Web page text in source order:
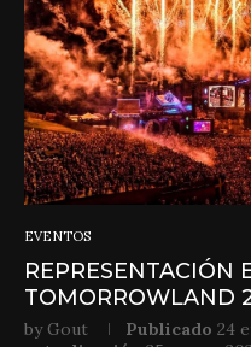
EVENTOS
REPRESENTACIÓN
TOMORROWLAND
by Gout Publicado 24